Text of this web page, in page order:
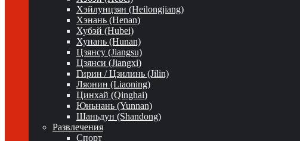
Хэйлунцзян (Heilongjiang)
Хэнань (Henan)
Хубэй (Hubei)
Хунань (Hunan)
Цзянсу (Jiangsu)
Цзянси (Jiangxi)
Гирин / Цзилинь (Jilin)
Ляонин (Liaoning)
Цинхай (Qinghai)
Юньнань (Yunnan)
Шаньдун (Shandong)
Развлечения
Спорт